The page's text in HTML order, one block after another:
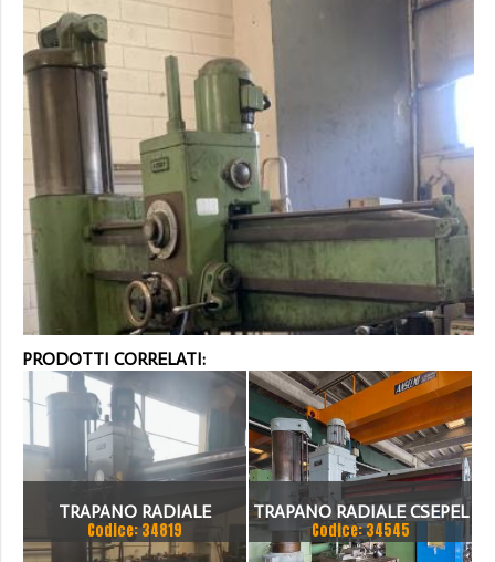
PRODOTTI CORRELATI:
TRAPANO RADIALE
SBRACCIO 3000 MM. FORO
Codice: 34819
TRAPANO RADIALE CSEPEL
RF 51 B X 3000
Codice: 34545